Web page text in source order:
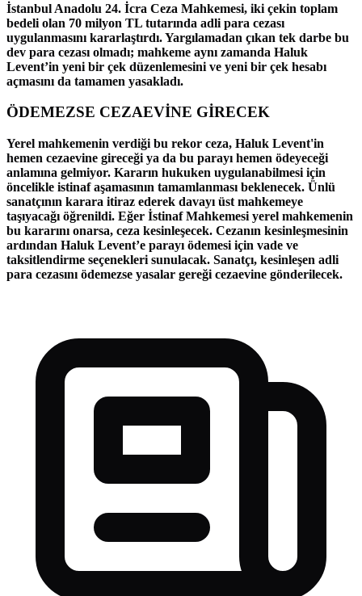
İstanbul Anadolu 24. İcra Ceza Mahkemesi, iki çekin toplam
bedeli olan 70 milyon TL tutarında adli para cezası
uygulanmasını kararlaştırdı. Yargılamadan çıkan tek darbe bu
dev para cezası olmadı; mahkeme aynı zamanda Haluk
Levent’in yeni bir çek düzenlemesini ve yeni bir çek hesabı
açmasını da tamamen yasakladı.
ÖDEMEZSE CEZAEVİNE GİRECEK
Yerel mahkemenin verdiği bu rekor ceza, Haluk Levent'in
hemen cezaevine gireceği ya da bu parayı hemen ödeyeceği
anlamına gelmiyor. Kararın hukuken uygulanabilmesi için
öncelikle istinaf aşamasının tamamlanması beklenecek. Ünlü
sanatçının karara itiraz ederek davayı üst mahkemeye
taşıyacağı öğrenildi. Eğer İstinaf Mahkemesi yerel mahkemenin
bu kararını onarsa, ceza kesinleşecek. Cezanın kesinleşmesinin
ardından Haluk Levent’e parayı ödemesi için vade ve
taksitlendirme seçenekleri sunulacak. Sanatçı, kesinleşen adli
para cezasını ödemezse yasalar gereği cezaevine gönderilecek.